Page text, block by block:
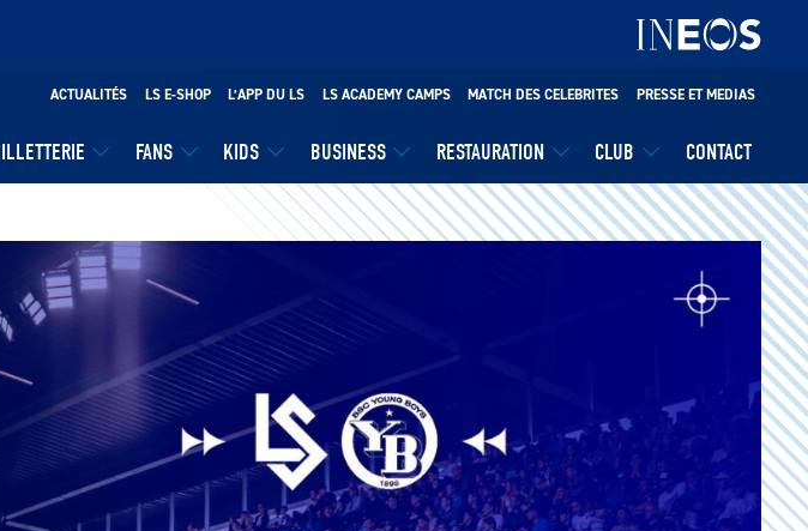
FANS KIDS BUSINESS RESTAURATION CLUB CONTACT
ACTUALITÉS LS E-SHOP L’APP DU LS LS ACADEMY CAMPS MATCH DES CELEBRITES PRESSE ET MEDIAS